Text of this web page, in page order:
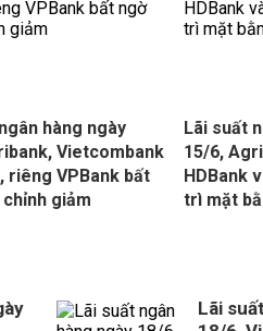
hàng ngày
Vietcombank
riêng VPBank bất
giảm
Lãi suất
15/6,
HDBank
trì mặt
Lãi